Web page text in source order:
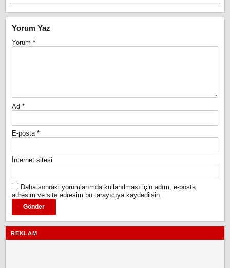
Yorum Yaz
Yorum *
Ad *
E-posta *
İnternet sitesi
Daha sonraki yorumlarımda kullanılması için adım, e-posta
adresim ve site adresim bu tarayıcıya kaydedilsin.
REKLAM